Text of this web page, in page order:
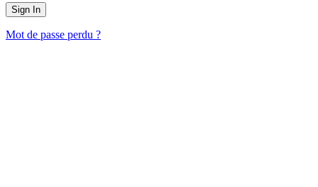
Mot de passe perdu ?